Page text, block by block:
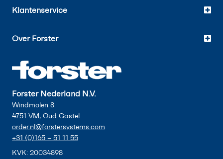
Klantenservice
Over Forster
Forster Nederland N.V.
Windmolen 8
4751 VM, Oud Gastel
order.nl@forstersystems.com
+31 (0)165 – 51 11 55
KVK: 20034898